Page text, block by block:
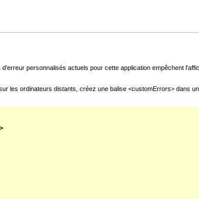
personnalisés actuels pour cette application empêchent
les ordinateurs distants, créez une balise <customErrors> dans